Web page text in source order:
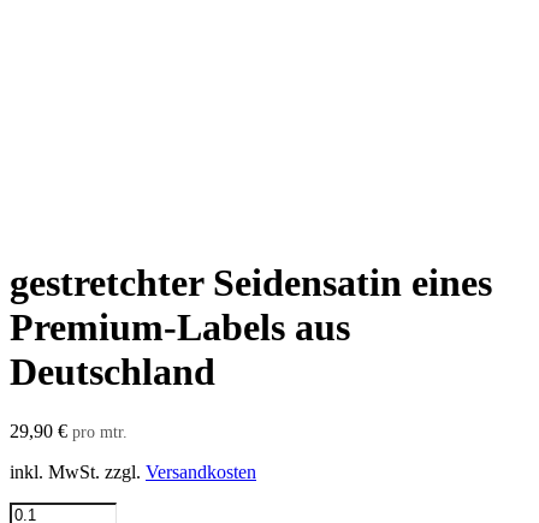
gestretchter Seidensatin eines
Premium-Labels aus
Deutschland
29,90 € pro mtr.
inkl. MwSt. zzgl. Versandkosten
gestretchter